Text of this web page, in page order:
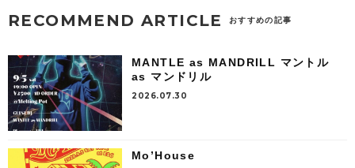
RECOMMEND ARTICLE おすすめの記事
MANTLE as MANDRILL マントル
as マンドリル
2026.07.30
Mo’House